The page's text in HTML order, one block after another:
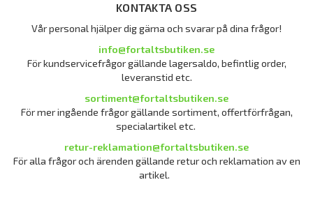
KONTAKTA OSS
Vår personal hjälper dig gärna och svarar på dina frågor!
info@fortaltsbutiken.se
För kundservicefrågor gällande lagersaldo, befintlig order,
leveranstid etc.
sortiment@fortaltsbutiken.se
För mer ingående frågor gällande sortiment, offertförfrågan,
specialartikel etc.
retur-reklamation@fortaltsbutiken.se
För alla frågor och ärenden gällande retur och reklamation av en
artikel.